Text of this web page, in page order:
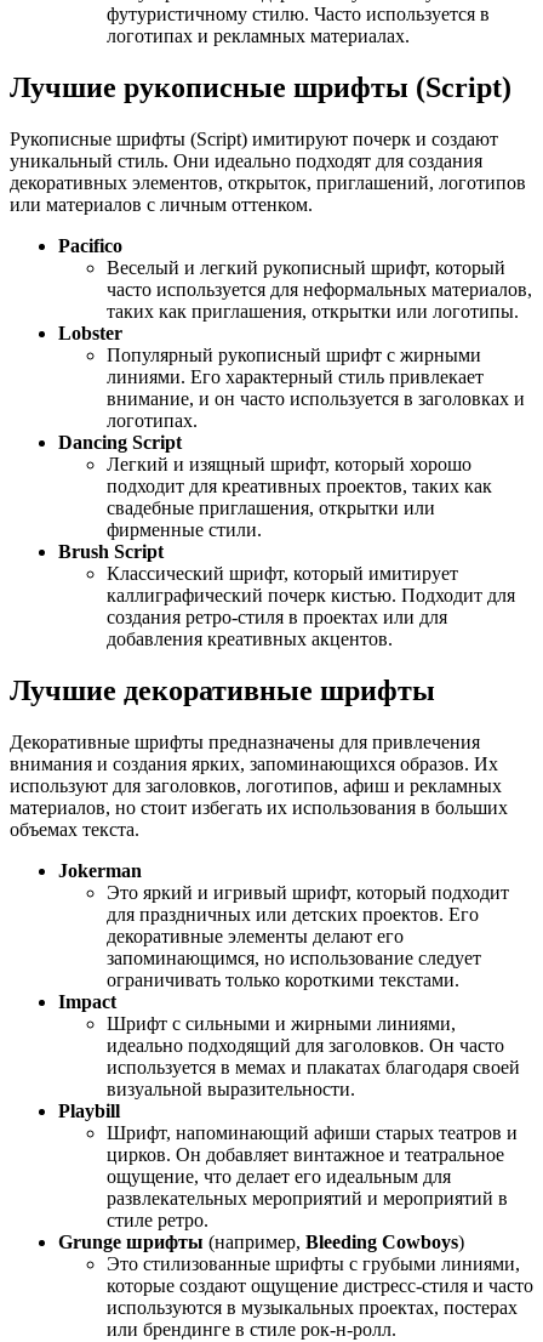
футуристичному стилю. Часто используется в
логотипах и рекламных материалах.
Лучшие рукописные шрифты (Script)
Рукописные шрифты (Script) имитируют почерк и создают
уникальный стиль. Они идеально подходят для создания
декоративных элементов, открыток, приглашений, логотипов
или материалов с личным оттенком.
Pacifico
Веселый и легкий рукописный шрифт, который
часто используется для неформальных материалов,
таких как приглашения, открытки или логотипы.
Lobster
Популярный рукописный шрифт с жирными
линиями. Его характерный стиль привлекает
внимание, и он часто используется в заголовках и
логотипах.
Dancing Script
Легкий и изящный шрифт, который хорошо
подходит для креативных проектов, таких как
свадебные приглашения, открытки или
фирменные стили.
Brush Script
Классический шрифт, который имитирует
каллиграфический почерк кистью. Подходит для
создания ретро-стиля в проектах или для
добавления креативных акцентов.
Лучшие декоративные шрифты
Декоративные шрифты предназначены для привлечения
внимания и создания ярких, запоминающихся образов. Их
используют для заголовков, логотипов, афиш и рекламных
материалов, но стоит избегать их использования в больших
объемах текста.
Jokerman
Это яркий и игривый шрифт, который подходит
для праздничных или детских проектов. Его
декоративные элементы делают его
запоминающимся, но использование следует
ограничивать только короткими текстами.
Impact
Шрифт с сильными и жирными линиями,
идеально подходящий для заголовков. Он часто
используется в мемах и плакатах благодаря своей
визуальной выразительности.
Playbill
Шрифт, напоминающий афиши старых театров и
цирков. Он добавляет винтажное и театральное
ощущение, что делает его идеальным для
развлекательных мероприятий и мероприятий в
стиле ретро.
Grunge шрифты (например, Bleeding Cowboys)
Это стилизованные шрифты с грубыми линиями,
которые создают ощущение дистресс-стиля и часто
используются в музыкальных проектах, постерах
или брендинге в стиле рок-н-ролл.